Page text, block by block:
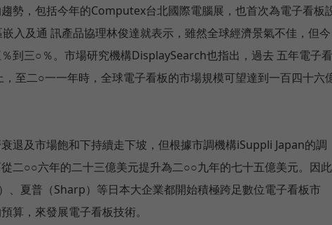
勢，包括今年的Computex台北國際電腦展，也首次為電子看板
入及通 訊產品協理林俊達就表示，雖然全球經濟景氣不佳，但今
到三○％。市場研究機構DisplaySearch也指出，過去 五年電子看
至二○一一年時，全球電子看板的市場規模可望達到一百四十六
退及市場飽和下持續走下坡，但根據市調機構iSuppli Japan的調
二○○六年的二十三億美元提升為二○○九年的七十五億美元。因此
、夏普（Sharp）等日本大企業都開始積極跨足數位電子看板市
算，來發展電子看板技術。